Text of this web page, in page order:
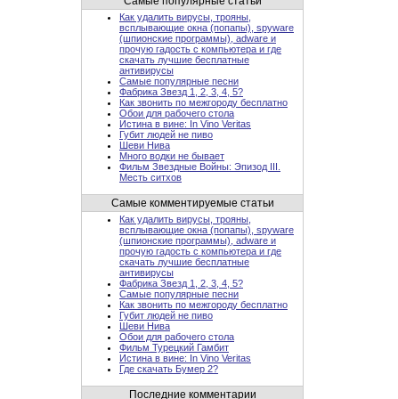
Как удалить вирусы, трояны,
всплывающие окна (попапы), spyware
(шпионские программы), adware и
прочую гадость с компьютера и где
скачать лучшие бесплатные
антивирусы
Самые популярные песни
Фабрика Звезд 1, 2, 3, 4, 5?
Как звонить по межгороду бесплатно
Обои для рабочего стола
Истина в вине: In Vino Veritas
Губит людей не пиво
Шеви Нива
Много водки не бывает
Фильм Звездные Войны: Эпизод III.
Месть ситхов
Самые комментируемые статьи
Как удалить вирусы, трояны,
всплывающие окна (попапы), spyware
(шпионские программы), adware и
прочую гадость с компьютера и где
скачать лучшие бесплатные
антивирусы
Фабрика Звезд 1, 2, 3, 4, 5?
Самые популярные песни
Как звонить по межгороду бесплатно
Губит людей не пиво
Шеви Нива
Обои для рабочего стола
Фильм Турецкий Гамбит
Истина в вине: In Vino Veritas
Где скачать Бумер 2?
Последние комментарии